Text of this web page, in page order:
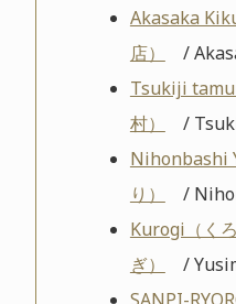
Akasaka
店）
/
Tsukiji
村）
/
Nihonbashi
り）
/
Kurogi（くろ
ぎ）
/
SANPI-